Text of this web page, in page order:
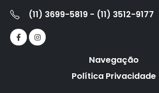
(11) 3699-5819 - (11) 3512-9177
Navegação
Política Privacidade